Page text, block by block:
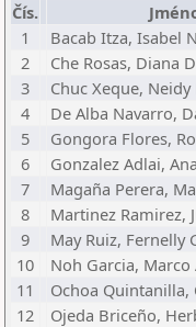
Čís.
1
Bacab Itza, Isabel
2
Che Rosas, Diana
3
Chuc Xeque, Neidy
4
De Alba Navarro,
5
Gongora Flores,
6
Gonzalez Adlai,
7
Magaña Perera,
8
Martinez Ramirez,
9
May Ruiz, Fernelly
10
Noh Garcia,
11
Ochoa Quintanilla,
12
Ojeda Briceño,